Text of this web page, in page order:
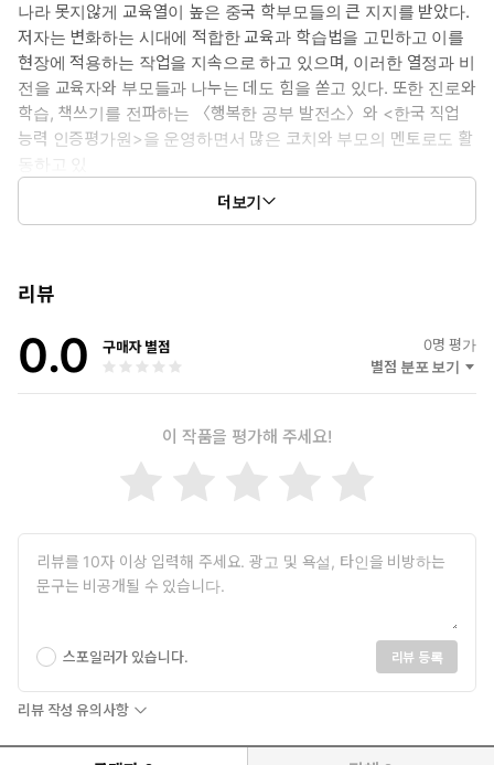
나라 못지않게 교육열이 높은 중국 학부모들의 큰 지지를 받았다.
저자는 변화하는 시대에 적합한 교육과 학습법을 고민하고 이를
현장에 적용하는 작업을 지속으로 하고 있으며, 이러한 열정과 비
전을 교육자와 부모들과 나누는 데도 힘을 쏟고 있다. 또한 진로와
학습, 책쓰기를 전파하는 〈행복한 공부 발전소〉와 <한국 직업
능력 인증평가원>을 운영하면서 많은 코치와 부모의 멘토로도 활
동하고 있
저서로는 《10대를 위한 자기주도학습 실천노트》, 《10대를 위
다. 자기주도학습과 관련하여 중국 인민대학출판사에서 《孩子
고 있다.
행복한 공부 발전소 https://cafe.naver.com/studyjhk
더보기
리뷰
0.0 구매자 별점 0명 평가
별점 분포 보기
이 작품을 평가해 주세요!
스포일러가 있습니다. 리뷰 등록
리뷰 작성 유의사항